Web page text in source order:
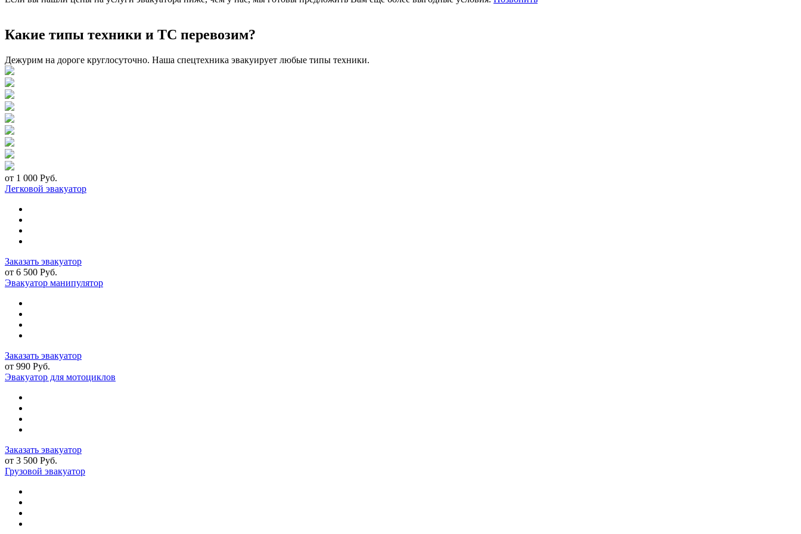
Какие типы техники и ТС перевозим?
Дежурим на дороге круглосуточно. Наша спецтехника эвакуирует любые типы техники.
от 1 000 Руб.
Легковой эвакуатор
Заказать эвакуатор
от 6 500 Руб.
Эвакуатор манипулятор
Заказать эвакуатор
от 990 Руб.
Эвакуатор для мотоциклов
Заказать эвакуатор
от 3 500 Руб.
Грузовой эвакуатор